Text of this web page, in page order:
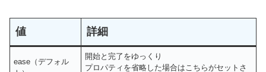
値 詳細
ease（デフォル
開始と完了をゆっくり
プロパティを省略した場合はこちらがセットさ